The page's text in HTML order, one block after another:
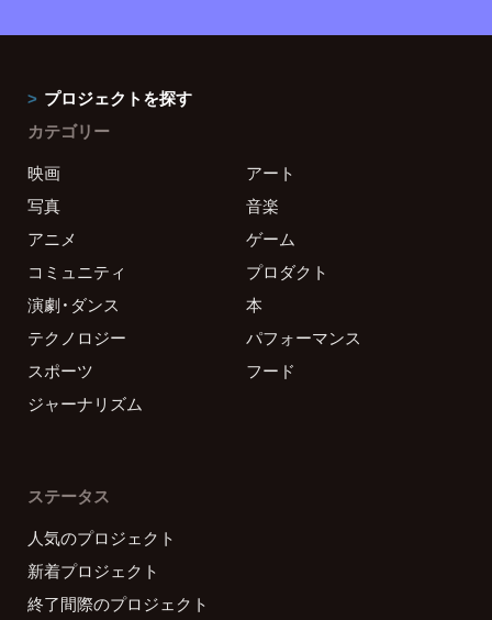
プロジェクトを探す
カテゴリー
映画
アート
写真
音楽
アニメ
ゲーム
コミュニティ
プロダクト
演劇・ダンス
本
テクノロジー
パフォーマンス
スポーツ
フード
ジャーナリズム
ステータス
人気のプロジェクト
新着プロジェクト
終了間際のプロジェクト